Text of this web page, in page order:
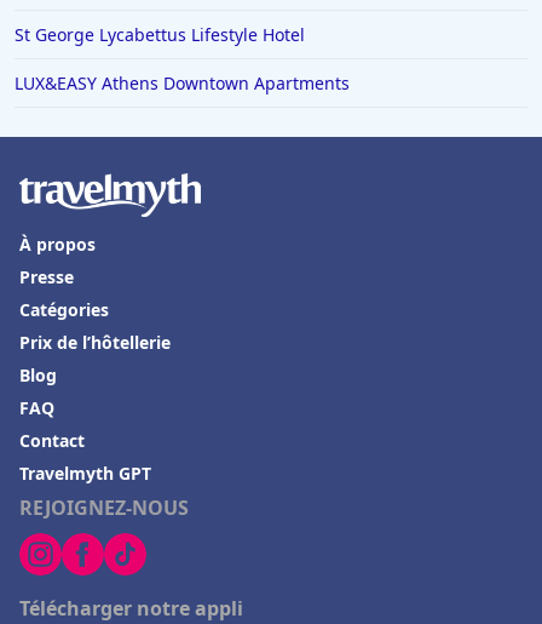
St George Lycabettus Lifestyle Hotel
LUX&EASY Athens Downtown Apartments
REJOIGNEZ-NOUS
Télécharger notre appli
À propos
Presse
Catégories
Prix de l’hôtellerie
Blog
FAQ
Contact
Travelmyth GPT